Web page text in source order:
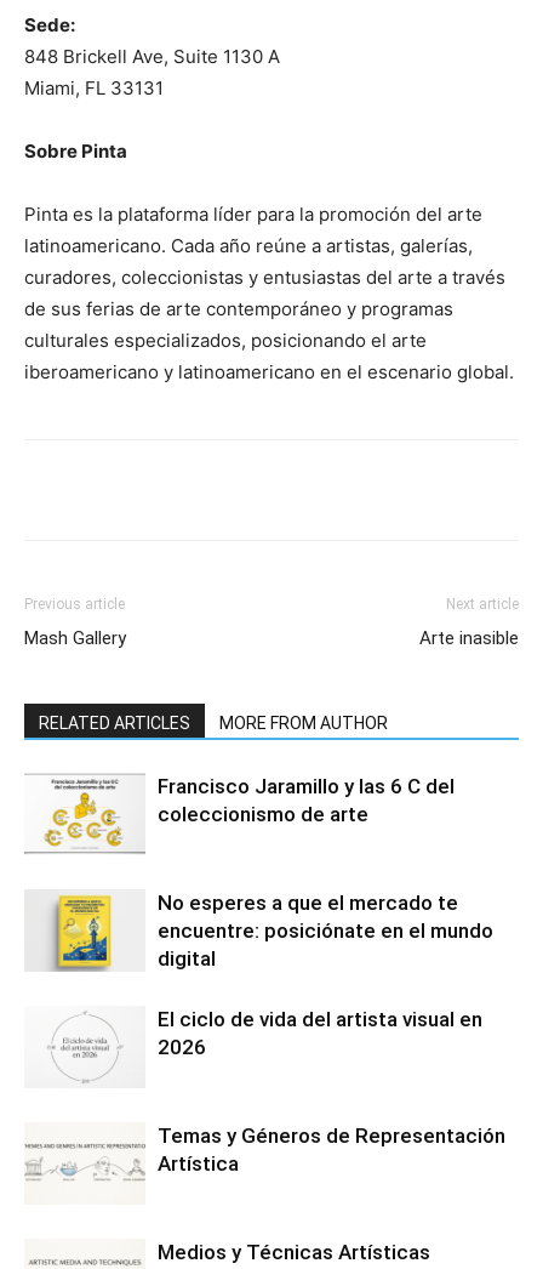
Sede:
848 Brickell Ave, Suite 1130 A
Miami, FL 33131
Sobre Pinta
Pinta es la plataforma líder para la promoción del arte
latinoamericano. Cada año reúne a artistas, galerías,
curadores, coleccionistas y entusiastas del arte a través
de sus ferias de arte contemporáneo y programas
culturales especializados, posicionando el arte
iberoamericano y latinoamericano en el escenario global.
Previous article
Mash Gallery
Next article
Arte inasible
RELATED ARTICLES MORE FROM AUTHOR
Francisco Jaramillo y las 6 C del
coleccionismo de arte
No esperes a que el mercado te
encuentre: posiciónate en el mundo
digital
El ciclo de vida del artista visual en
2026
Temas y Géneros de Representación
Artística
Medios y Técnicas Artísticas